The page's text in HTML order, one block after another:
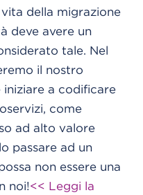
della migrazione
deve avere un
tale. Nel
il nostro
a codificare
come
ad alto valore
passare ad un
non essere una
noi!<< Leggi la